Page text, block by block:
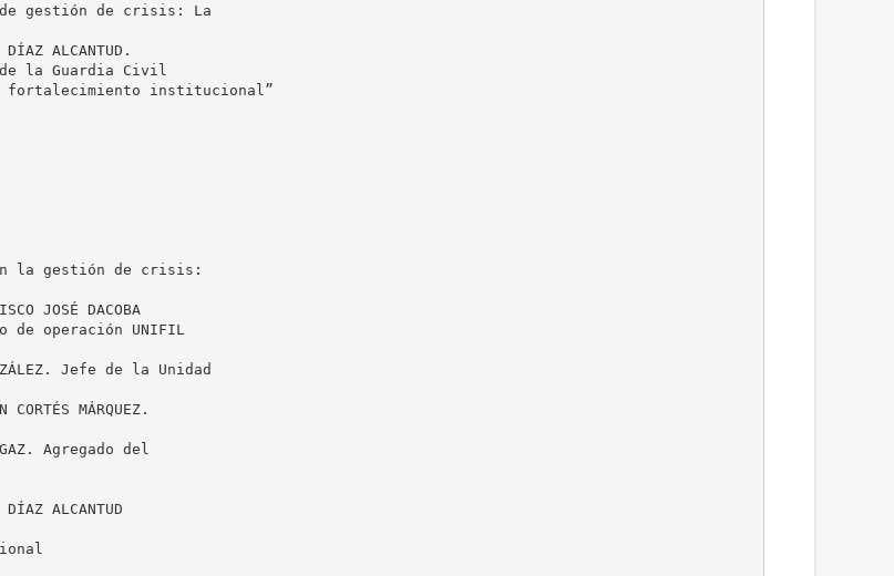
de gestión de crisis: La
ALCANTUD.
la Guardia Civil
fortalecimiento institucional”
en la gestión de crisis:
JOSÉ DACOBA
operación UNIFIL
Jefe de la Unidad
MÁRQUEZ.
Agregado del
ALCANTUD